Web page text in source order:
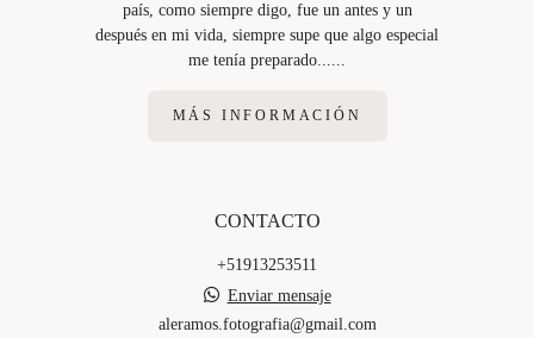
país, como siempre digo, fue un antes y un
después en mi vida, siempre supe que algo especial
me tenía preparado......
MÁS INFORMACIÓN
CONTACTO
+51913253511
Enviar mensaje
aleramos.fotografia@gmail.com